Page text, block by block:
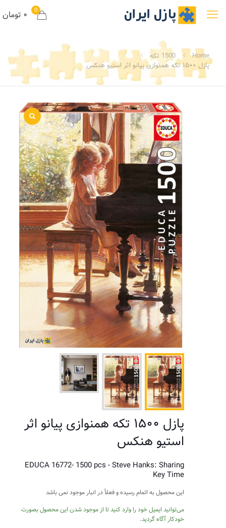
0 ۰ تومان
Home
1500 تکه
پازل ۱۵۰۰ تکه همنوازی پیانو اثر استیو هنکس
پازل ۱۵۰۰ تکه همنوازی پیانو اثر
استیو هنکس
EDUCA 16772- 1500 pcs - Steve Hanks: Sharing
Key Time
این محصول به اتمام رسیده و فعلاً در انبار موجود نمی باشد
می‌توانید ایمیل خود را وارد کنید تا از موجود شدن این محصول بصورت
خودکار آگاه گردید.